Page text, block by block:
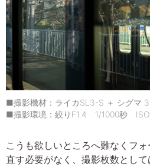
■撮影機材：ライカSL3-S ＋ シグマ
■撮影環境：絞りF1.4 1/1000秒
こうも欲しいところへ難なくフ
直す必要がなく、撮影枚数とし